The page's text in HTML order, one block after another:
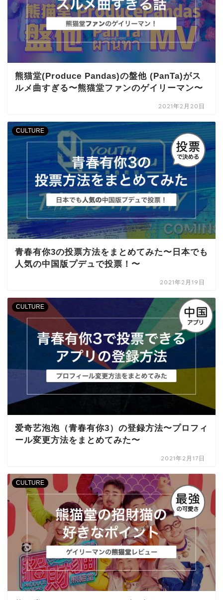
熊猫堂(Produce Pandas)の盤他 (PanTa)がス
ルメ曲すぎる〜熊猫堂ファンのゲイリーマン〜
2021年2月20日
CULTURE
青春有你3の投票方法をまとめてみた〜日本でも
人気の中国版プデュで投票！〜
2021年2月19日
CULTURE
爱奇艺泡泡（青春有你3）の登録方法〜プロフィ
ール変更方法をまとめてみた〜
2021年2月17日
CULTURE